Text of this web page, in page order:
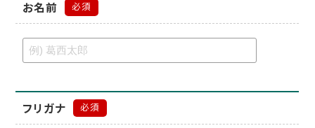
お名前 必須
フリガナ 必須